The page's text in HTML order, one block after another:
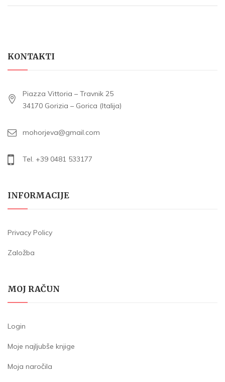
KONTAKTI
Piazza Vittoria – Travnik 25
34170 Gorizia – Gorica (Italija)
mohorjeva@gmail.com
Tel. +39 0481 533177
INFORMACIJE
Privacy Policy
Založba
MOJ RAČUN
Login
Moje najljubše knjige
Moja naročila